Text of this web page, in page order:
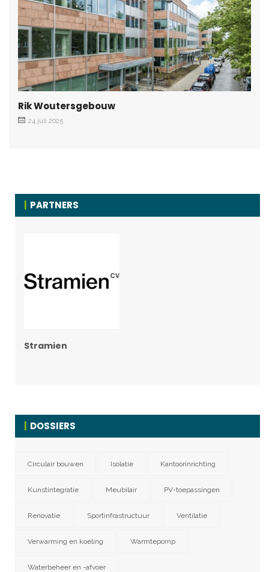
Rik Woutersgebouw
24 juli 2025
PARTNERS
Stramien
DOSSIERS
Circulair bouwen Isolatie Kantoorinrichting
Kunstintegratie Meubilair PV-toepassingen
Renovatie Sportinfrastructuur Ventilatie
Verwarming en koeling Warmtepomp
Waterbeheer en -afvoer